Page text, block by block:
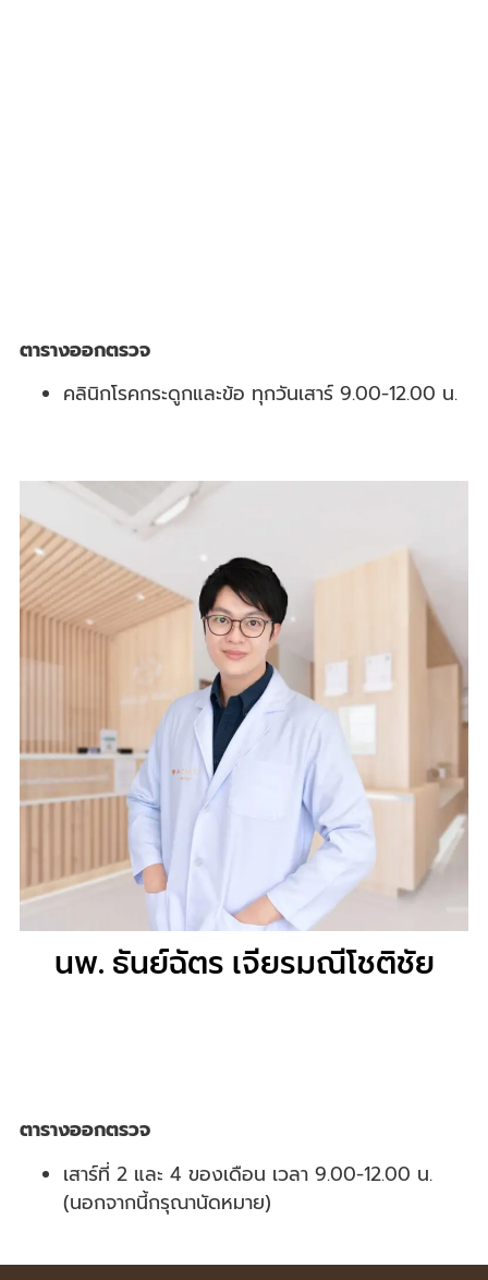
ตารางออกตรวจ
คลินิกโรคกระดูกและข้อ ทุกวันเสาร์ 9.00-12.00 น.
นพ. ธันย์ฉัตร เจียรมณีโชติชัย
ตารางออกตรวจ
เสาร์ที่ 2 และ 4 ของเดือน เวลา 9.00-12.00 น.
(นอกจากนี้กรุณานัดหมาย)